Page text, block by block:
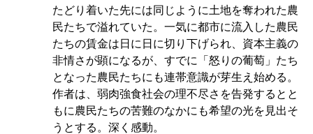
たどり着いた先には同じように土地を奪われた農
民たちで溢れていた。一気に都市に流入した農民
たちの賃金は日に日に切り下げられ、資本主義の
非情さが顕になるが、すでに「怒りの葡萄」たち
となった農民たちにも連帯意識が芽生え始める。
作者は、弱肉強食社会の理不尽さを告発するとと
もに農民たちの苦難のなかにも希望の光を見出そ
うとする。深く感動。